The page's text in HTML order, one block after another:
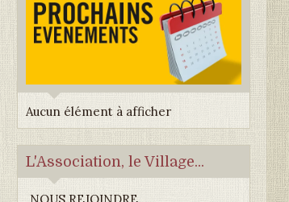
Aucun élément à afficher
L'Association, le Village...
NOUS REJOINDRE